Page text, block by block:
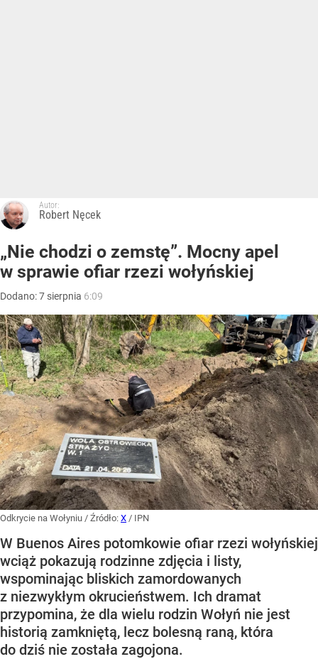
Autor:
Robert Nęcek
„Nie chodzi o zemstę”. Mocny apel
w sprawie ofiar rzezi wołyńskiej
Dodano:7 sierpnia 6:09
Odkrycie na Wołyniu / Źródło: X / IPN
W Buenos Aires potomkowie ofiar rzezi wołyńskiej
wciąż pokazują rodzinne zdjęcia i listy,
wspominając bliskich zamordowanych
z niezwykłym okrucieństwem. Ich dramat
przypomina, że dla wielu rodzin Wołyń nie jest
historią zamkniętą, lecz bolesną raną, która
do dziś nie została zagojona.